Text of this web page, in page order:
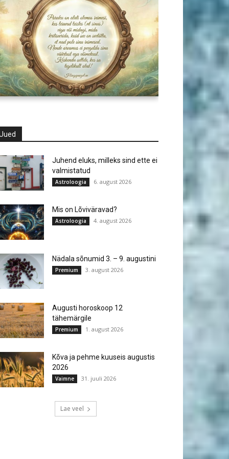
Juhend eluks, milleks sind ette ei
valmistatud
Astroloogia 6. august 2026
Mis on Lõviväravad?
Astroloogia 4. august 2026
Nädala sõnumid 3. – 9. augustini
Premium 3. august 2026
Augusti horoskoop 12
tähemärgile
Premium 1. august 2026
Kõva ja pehme kuuseis augustis
2026
Vaimne 31. juuli 2026
Lae veel